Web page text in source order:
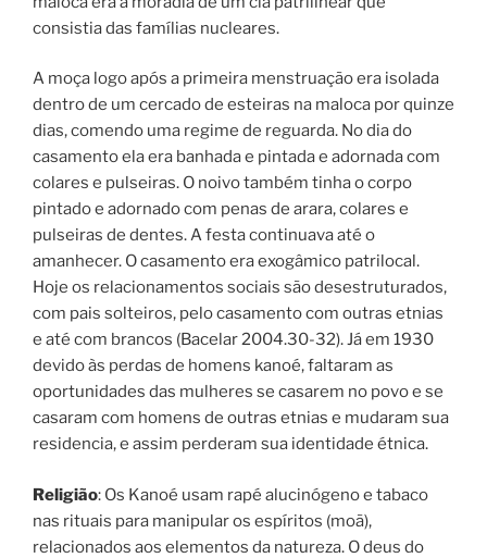
consistia das famílias nucleares.
A moça logo após a primeira menstruação era isolada
dentro de um cercado de esteiras na maloca por quinze
dias, comendo uma regime de reguarda. No dia do
casamento ela era banhada e pintada e adornada com
colares e pulseiras. O noivo também tinha o corpo
pintado e adornado com penas de arara, colares e
pulseiras de dentes. A festa continuava até o
amanhecer. O casamento era exogâmico patrilocal.
Hoje os relacionamentos sociais são desestruturados,
com pais solteiros, pelo casamento com outras etnias
e até com brancos (Bacelar 2004.30-32). Já em 1930
devido às perdas de homens kanoé, faltaram as
oportunidades das mulheres se casarem no povo e se
casaram com homens de outras etnias e mudaram sua
residencia, e assim perderam sua identidade étnica.
Religião: Os Kanoé usam rapé alucinógeno e tabaco
nas rituais para manipular os espíritos (moã),
relacionados aos elementos da natureza. O deus do